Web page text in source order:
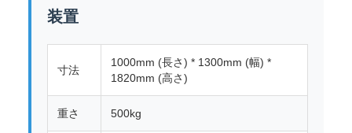
装置
寸法
1000mm (長さ) * 1300mm (幅) *
1820mm (高さ)
重さ 500kg